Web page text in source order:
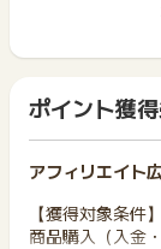
ポイント獲
アフィリエイト
【獲得対象条件】
商品購入（入金